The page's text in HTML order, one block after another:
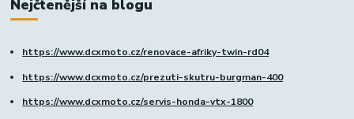
Nejčtenější na blogu
https://www.dcxmoto.cz/renovace-afriky-twin-rd04
https://www.dcxmoto.cz/prezuti-skutru-burgman-400
https://www.dcxmoto.cz/servis-honda-vtx-1800